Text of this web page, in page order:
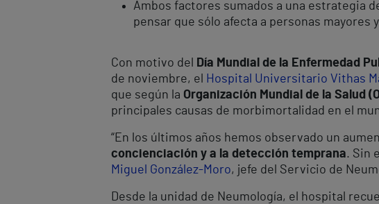
Ambos factores sumados a una estrategia
pensar que sólo afecta a personas mayores
Con motivo del Día Mundial de la Enfermedad
de noviembre, el
Hospital Universitario Vithas
que según la Organización Mundial de la Salud
principales causas de morbimortalidad en el
“En los últimos años hemos observado un
concienciación y a la detección temprana. Sin
Miguel González-Moro, jefe del Servicio de
Desde la unidad de Neumología, el hospital